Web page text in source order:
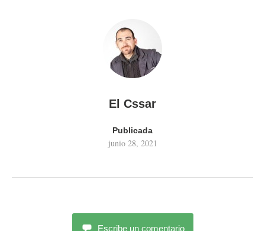
El Cssar
Publicada
junio 28, 2021
Escribe un comentario